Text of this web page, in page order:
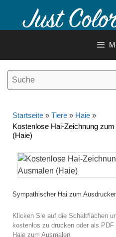
Inhalt
Startseite » Tiere » Haie »
Kostenlose Hai-Zeichnung
(Haie)
Sympathischer Hai zum
Klicken Sie auf die Schaltflächen
kostenlos zu drucken oder als
Haie zum Ausmalen